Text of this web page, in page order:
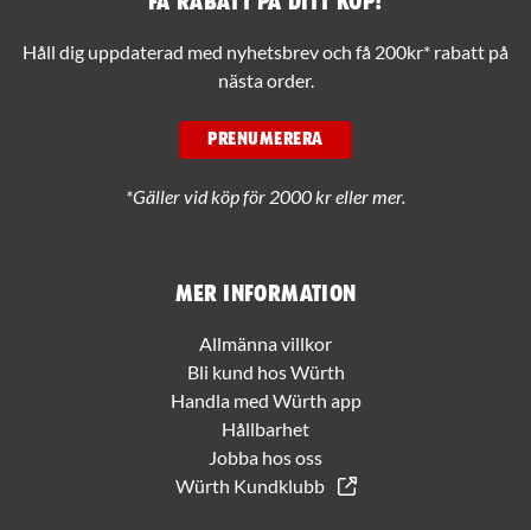
Mer information
Allmänna villkor
Bli kund hos Würth
Handla med Würth app
Hållbarhet
Jobba hos oss
Würth Kundklubb
Håll dig uppdaterad med nyhetsbrev och få 200kr* rabatt på
nästa order.
PRENUMERERA
*Gäller vid köp för 2000 kr eller mer.